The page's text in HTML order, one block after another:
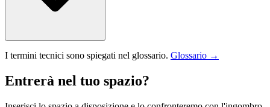
I termini tecnici sono spiegati nel glossario. Glossario →
Entrerà nel tuo spazio?